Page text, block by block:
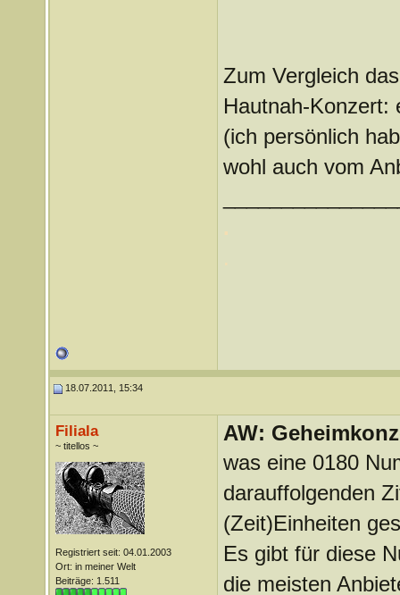
Zum Vergleich
Hautnah-Konzert:
(ich persönlich
wohl auch vom
18.07.2011, 15:34
Filiala
~ titellos ~
Registriert seit: 04.01.2003
Ort: in meiner Welt
Beiträge: 1.511
AW:
was eine 0180
darauffolgenden
(Zeit)Einheiten
Es gibt für diese
die meisten